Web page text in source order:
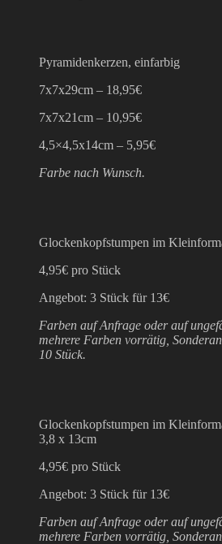
Pyramidenkerzen, einfarbig
7x7x29cm – 18,95€
7x7x21cm – 10,95€
4,5×4,5x14cm – 5,95€
Farbe nach Wunsch.
Glockenkopfstumpen im
4,95€ pro Stück
Angebot: 3 Stück für 13€
Farben auf Anfrage oder auf
mehrere Farben vorrätig,
10 Stück.
Glockenkopfstumpen im
3,8 x 13cm
4,95€ pro Stück
Angebot: 3 Stück für 13€
Farben auf Anfrage oder auf
mehrere Farben vorrätig,